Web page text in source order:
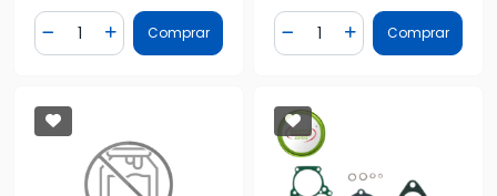
Diminuir Quantidade
Quantidade
Adicionar Quantidade
Comprar Diminuir Quantidade
Quantidade
AdicionarComprar